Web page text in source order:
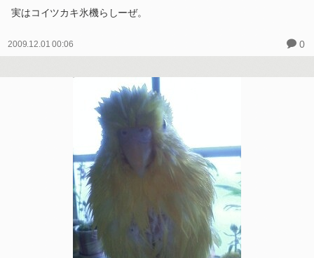
実はコイツカキ氷機らしーぜ。
2009.12.01 00:06 0